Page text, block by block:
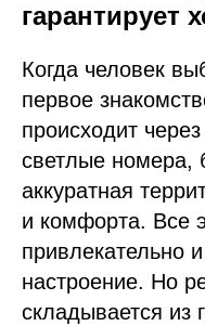
гарантирует
Когда человек
первое
происходит
светлые номера,
аккуратная
и комфорта. Все
привлекательно
настроение. Но
складывается из